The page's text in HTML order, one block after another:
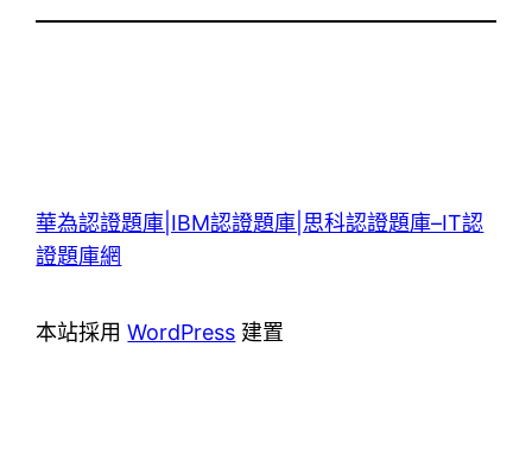
華為認證題庫|IBM認證題庫|思科認證題庫–IT認
證題庫網
本站採用WordPress 建置